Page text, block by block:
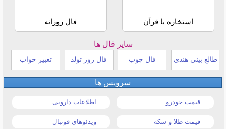
استخاره با قرآن فال روزانه
سایر فال ها
طالع بینی هندی فال چوب فال روز تولد تعبیر خواب
سرویس ها
قیمت خودرو اطلاعات دارویی
قیمت طلا و سکه ویدئوهای فوتبال